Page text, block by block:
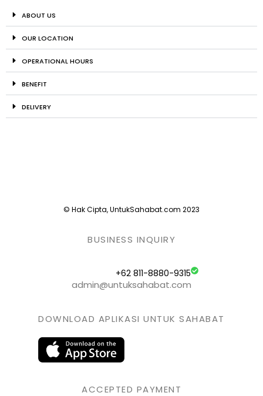
ABOUT US
OUR LOCATION
OPERATIONAL HOURS
BENEFIT
DELIVERY
© Hak Cipta, UntukSahabat.com 2023
BUSINESS INQUIRY
+62 811-8880-9315
admin@untuksahabat.com
DOWNLOAD APLIKASI UNTUK SAHABAT
ACCEPTED PAYMENT